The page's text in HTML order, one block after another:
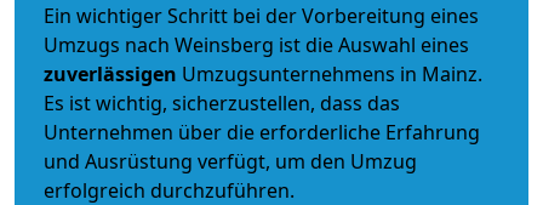
Ein wichtiger Schritt bei der Vorbereitung eines
Umzugs nach Weinsberg ist die Auswahl eines
zuverlässigen Umzugsunternehmens in Mainz.
Es ist wichtig, sicherzustellen, dass das
Unternehmen über die erforderliche Erfahrung
und Ausrüstung verfügt, um den Umzug
erfolgreich durchzuführen.